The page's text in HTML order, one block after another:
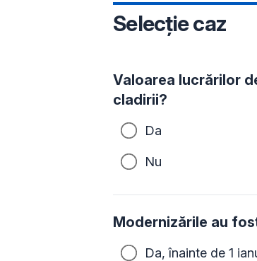
Selecție caz
Valoarea lucrărilor
cladirii?
Da
Nu
Modernizările au
Da, înainte de 1